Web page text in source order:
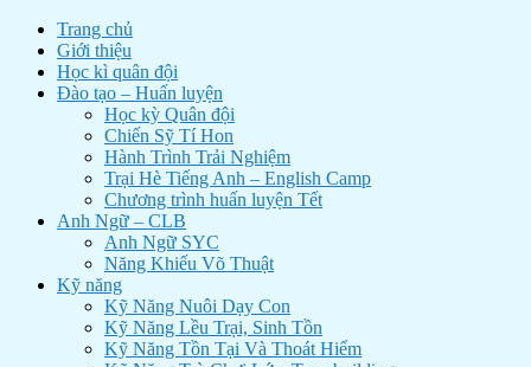
Trang chủ
Giới thiệu
Học kì quân đội
Đào tạo – Huấn luyện
Học kỳ Quân đội
Chiến Sỹ Tí Hon
Hành Trình Trải Nghiệm
Trại Hè Tiếng Anh – English Camp
Chương trình huấn luyện Tết
Anh Ngữ – CLB
Anh Ngữ SYC
Năng Khiếu Võ Thuật
Kỹ năng
Kỹ Năng Nuôi Dạy Con
Kỹ Năng Lều Trại, Sinh Tồn
Kỹ Năng Tồn Tại Và Thoát Hiểm